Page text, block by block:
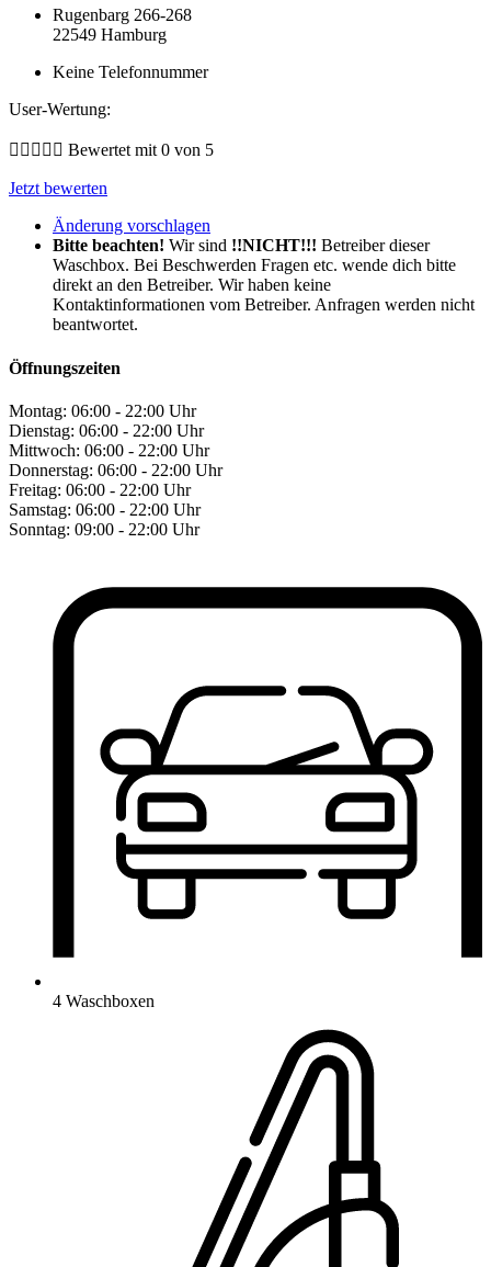
Rugenbarg 266-268
22549 Hamburg
Keine Telefonnummer
User-Wertung:
     Bewertet mit 0 von 5
Jetzt bewerten
Änderung vorschlagen
Bitte beachten! Wir sind !!NICHT!!! Betreiber dieser
Waschbox. Bei Beschwerden Fragen etc. wende dich bitte
direkt an den Betreiber. Wir haben keine
Kontaktinformationen vom Betreiber. Anfragen werden nicht
beantwortet.
Öffnungszeiten
Montag: 06:00 - 22:00 Uhr
Dienstag: 06:00 - 22:00 Uhr
Mittwoch: 06:00 - 22:00 Uhr
Donnerstag: 06:00 - 22:00 Uhr
Freitag: 06:00 - 22:00 Uhr
Samstag: 06:00 - 22:00 Uhr
Sonntag: 09:00 - 22:00 Uhr
4 Waschboxen